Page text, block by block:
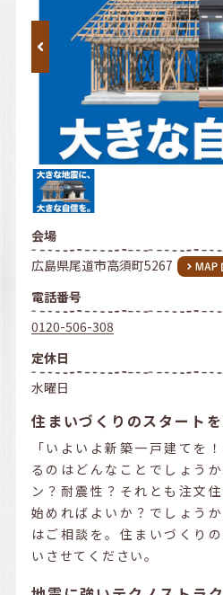
会場
広島県尾道市高須町5267
電話番号
0120-506-308
定休日
水曜日
住まいづくりのスタート
「いよいよ新築一戸建てを
るのはどんなことでしょう
ン？耐震性？それとも注文
始めればよいか？でしょう
はご相談を。住まいづくり
いさせてください。